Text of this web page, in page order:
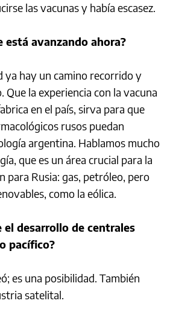
las vacunas y había escasez.
está avanzando ahora?
ya hay un camino recorrido y
Que la experiencia con la vacuna
en el país, sirva para que
rusos puedan
argentina. Hablamos mucho
que es un área crucial para la
para Rusia: gas, petróleo, pero
como la eólica.
el desarrollo de centrales
pacífico?
es una posibilidad. También
satelital.